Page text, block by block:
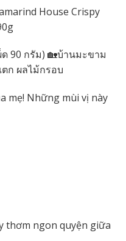
House Crispy
90 กรัม) 🏡บ้านมะขาม
ก ผลไม้กรอบ
mẹ! Những mùi vị này
thơm ngon quyện giữa